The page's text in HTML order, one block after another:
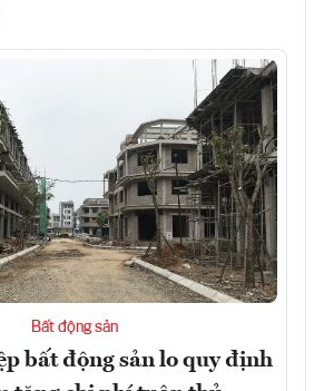
Bất động sản
bất động sản lo quy định